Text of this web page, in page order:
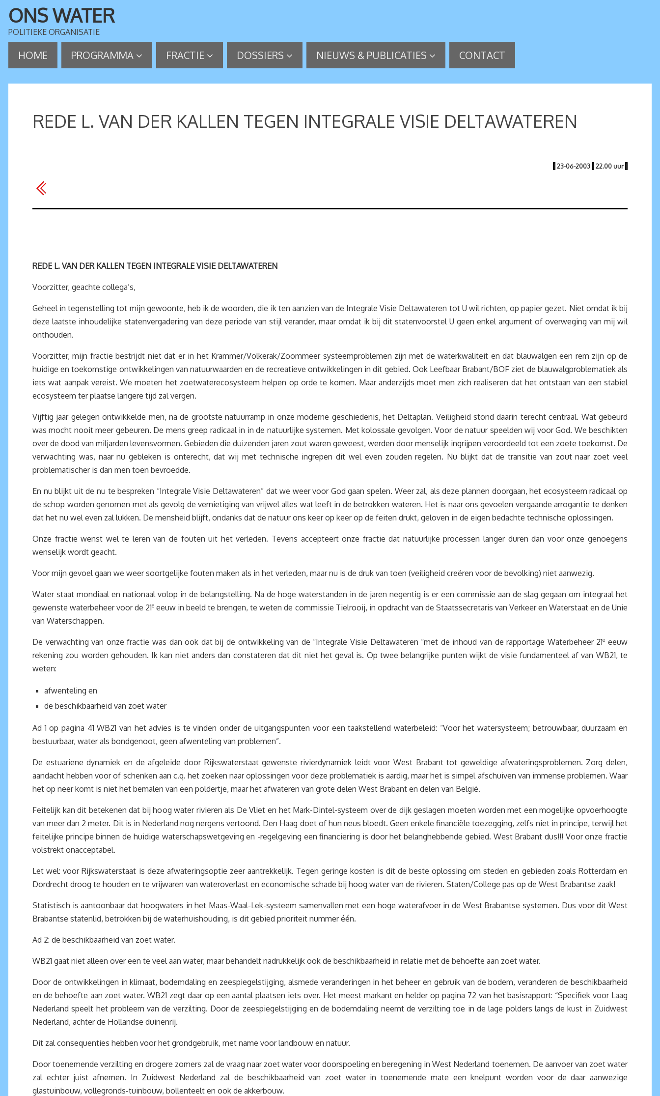
ONS WATER
POLITIEKE ORGANISATIE
HOME PROGRAMMA FRACTIE DOSSIERS NIEUWS & PUBLICATIES CONTACT
REDE L. VAN DER KALLEN TEGEN INTEGRALE VISIE DELTAWATEREN
| 23-06-2003 | 22.00 uur |
REDE L. VAN DER KALLEN TEGEN INTEGRALE VISIE DELTAWATEREN
Voorzitter, geachte collega’s,
Geheel in tegenstelling tot mijn gewoonte, heb ik de woorden, die ik ten aanzien van de Integrale Visie Deltawateren tot U wil richten, op papier gezet. Niet omdat ik bij
deze laatste inhoudelijke statenvergadering van deze periode van stijl verander, maar omdat ik bij dit statenvoorstel U geen enkel argument of overweging van mij wil
onthouden.
Voorzitter, mijn fractie bestrijdt niet dat er in het Krammer/Volkerak/Zoommeer systeemproblemen zijn met de waterkwaliteit en dat blauwalgen een rem zijn op de
huidige en toekomstige ontwikkelingen van natuurwaarden en de recreatieve ontwikkelingen in dit gebied. Ook Leefbaar Brabant/BOF ziet de blauwalgproblematiek als
iets wat aanpak vereist. We moeten het zoetwaterecosysteem helpen op orde te komen. Maar anderzijds moet men zich realiseren dat het ontstaan van een stabiel
ecosysteem ter plaatse langere tijd zal vergen.
Vijftig jaar gelegen ontwikkelde men, na de grootste natuurramp in onze moderne geschiedenis, het Deltaplan. Veiligheid stond daarin terecht centraal. Wat gebeurd
was mocht nooit meer gebeuren. De mens greep radicaal in in de natuurlijke systemen. Met kolossale gevolgen. Voor de natuur speelden wij voor God. We beschikten
over de dood van miljarden levensvormen. Gebieden die duizenden jaren zout waren geweest, werden door menselijk ingrijpen veroordeeld tot een zoete toekomst. De
verwachting was, naar nu gebleken is onterecht, dat wij met technische ingrepen dit wel even zouden regelen. Nu blijkt dat de transitie van zout naar zoet veel
problematischer is dan men toen bevroedde.
En nu blijkt uit de nu te bespreken “Integrale Visie Deltawateren” dat we weer voor God gaan spelen. Weer zal, als deze plannen doorgaan, het ecosysteem radicaal op
de schop worden genomen met als gevolg de vernietiging van vrijwel alles wat leeft in de betrokken wateren. Het is naar ons gevoelen vergaande arrogantie te denken
dat het nu wel even zal lukken. De mensheid blijft, ondanks dat de natuur ons keer op keer op de feiten drukt, geloven in de eigen bedachte technische oplossingen.
Onze fractie wenst wel te leren van de fouten uit het verleden. Tevens accepteert onze fractie dat natuurlijke processen langer duren dan voor onze genoegens
wenselijk wordt geacht.
Voor mijn gevoel gaan we weer soortgelijke fouten maken als in het verleden, maar nu is de druk van toen (veiligheid creëren voor de bevolking) niet aanwezig.
Water staat mondiaal en nationaal volop in de belangstelling. Na de hoge waterstanden in de jaren negentig is er een commissie aan de slag gegaan om integraal het
gewenste waterbeheer voor de 21e eeuw in beeld te brengen, te weten de commissie Tielrooij, in opdracht van de Staatssecretaris van Verkeer en Waterstaat en de Unie
van Waterschappen.
De verwachting van onze fractie was dan ook dat bij de ontwikkeling van de “Integrale Visie Deltawateren “met de inhoud van de rapportage Waterbeheer 21e eeuw
rekening zou worden gehouden. Ik kan niet anders dan constateren dat dit niet het geval is. Op twee belangrijke punten wijkt de visie fundamenteel af van WB21, te
weten:
afwenteling en
de beschikbaarheid van zoet water
Ad 1 op pagina 41 WB21 van het advies is te vinden onder de uitgangspunten voor een taakstellend waterbeleid: “Voor het watersysteem; betrouwbaar, duurzaam en
bestuurbaar, water als bondgenoot, geen afwenteling van problemen”.
De estuariene dynamiek en de afgeleide door Rijkswaterstaat gewenste rivierdynamiek leidt voor West Brabant tot geweldige afwateringsproblemen. Zorg delen,
aandacht hebben voor of schenken aan c.q. het zoeken naar oplossingen voor deze problematiek is aardig, maar het is simpel afschuiven van immense problemen. Waar
het op neer komt is niet het bemalen van een poldertje, maar het afwateren van grote delen West Brabant en delen van België.
Feitelijk kan dit betekenen dat bij hoog water rivieren als De Vliet en het Mark-Dintel-systeem over de dijk geslagen moeten worden met een mogelijke opvoerhoogte
van meer dan 2 meter. Dit is in Nederland nog nergens vertoond. Den Haag doet of hun neus bloedt. Geen enkele financiële toezegging, zelfs niet in principe, terwijl het
feitelijke principe binnen de huidige waterschapswetgeving en -regelgeving een financiering is door het belanghebbende gebied. West Brabant dus!!! Voor onze fractie
volstrekt onacceptabel.
Let wel: voor Rijkswaterstaat is deze afwateringsoptie zeer aantrekkelijk. Tegen geringe kosten is dit de beste oplossing om steden en gebieden zoals Rotterdam en
Dordrecht droog te houden en te vrijwaren van wateroverlast en economische schade bij hoog water van de rivieren. Staten/College pas op de West Brabantse zaak!
Statistisch is aantoonbaar dat hoogwaters in het Maas-Waal-Lek-systeem samenvallen met een hoge waterafvoer in de West Brabantse systemen. Dus voor dit West
Brabantse statenlid, betrokken bij de waterhuishouding, is dit gebied prioriteit nummer één.
Ad 2: de beschikbaarheid van zoet water.
WB21 gaat niet alleen over een te veel aan water, maar behandelt nadrukkelijk ook de beschikbaarheid in relatie met de behoefte aan zoet water.
Door de ontwikkelingen in klimaat, bodemdaling en zeespiegelstijging, alsmede veranderingen in het beheer en gebruik van de bodem, veranderen de beschikbaarheid
en de behoefte aan zoet water. WB21 zegt daar op een aantal plaatsen iets over. Het meest markant en helder op pagina 72 van het basisrapport: “Specifiek voor Laag
Nederland speelt het probleem van de verzilting. Door de zeespiegelstijging en de bodemdaling neemt de verzilting toe in de lage polders langs de kust in Zuidwest
Nederland, achter de Hollandse duinenrij.
Dit zal consequenties hebben voor het grondgebruik, met name voor landbouw en natuur.
Door toenemende verzilting en drogere zomers zal de vraag naar zoet water voor doorspoeling en beregening in West Nederland toenemen. De aanvoer van zoet water
zal echter juist afnemen. In Zuidwest Nederland zal de beschikbaarheid van zoet water in toenemende mate een knelpunt worden voor de daar aanwezige
glastuinbouw, vollegronds-tuinbouw, bollenteelt en ook de akkerbouw.